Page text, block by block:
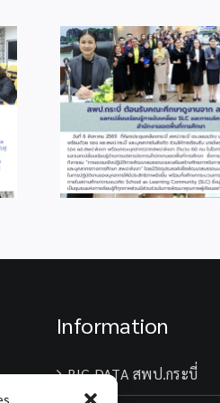
info
Information
BIG DATA สพป.กระบี่